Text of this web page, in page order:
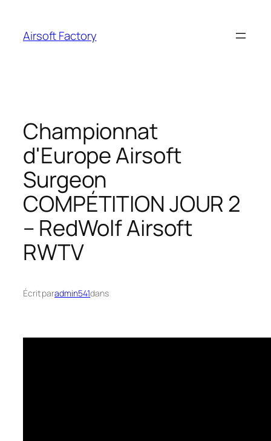
contenu
Airsoft Factory
Championnat
d'Europe Airsoft
Surgeon
COMPÉTITION JOUR 2
– RedWolf Airsoft
RWTV
Écrit paradmin541dans